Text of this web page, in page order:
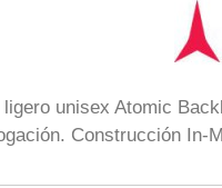
ligero unisex Atomic
Construcción In-